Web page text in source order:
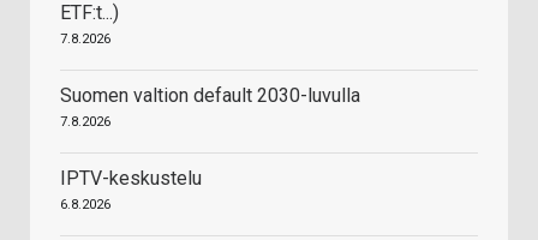
ETF:t...)
7.8.2026
Suomen valtion default 2030-luvulla
7.8.2026
IPTV-keskustelu
6.8.2026